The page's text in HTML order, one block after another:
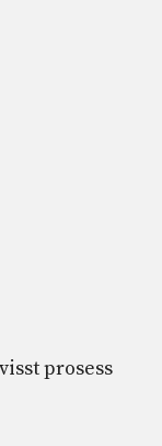
prosess